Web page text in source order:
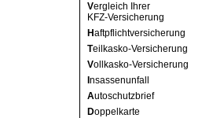
Vergleich Ihrer
KFZ-Versicherung
Haftpflichtversicherung
Teilkasko-Versicherung
Vollkasko-Versicherung
nsassenunfall
Autoschutzbrief
Doppelkarte